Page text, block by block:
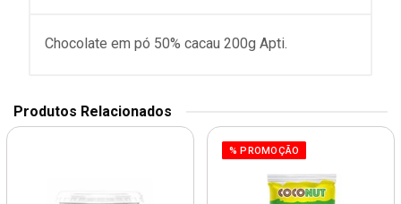
Chocolate em pó 50% cacau 200g Apti.
Produtos Relacionados
% PROMOÇÃO